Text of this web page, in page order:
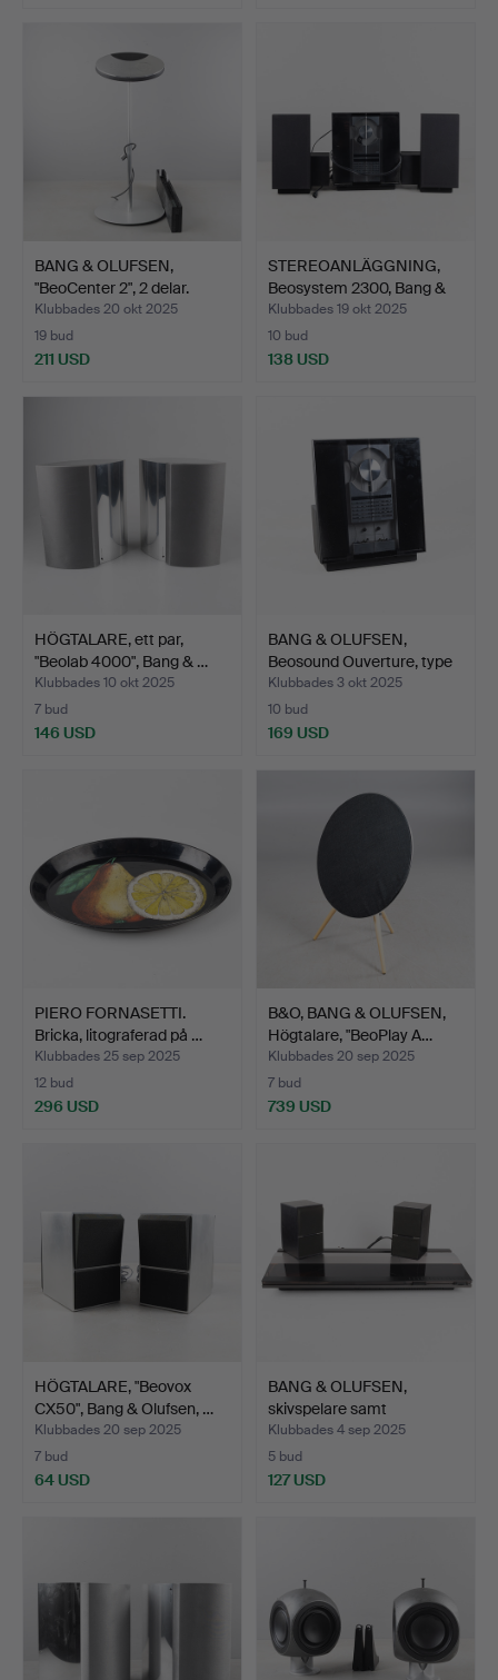
BANG & OLUFSEN,
"BeoCenter 2", 2 delar.
Klubbades 20 okt 2025
19 bud
211 USD
STEREOANLÄGGNING,
Beosystem 2300, Bang &
O…
Klubbades 19 okt 2025
10 bud
138 USD
HÖGTALARE, ett par,
"Beolab 4000", Bang & …
Klubbades 10 okt 2025
7 bud
146 USD
BANG & OLUFSEN,
Beosound Ouverture, type
2…
Klubbades 3 okt 2025
10 bud
169 USD
PIERO FORNASETTI.
Bricka, litograferad på …
Klubbades 25 sep 2025
12 bud
296 USD
B&O, BANG & OLUFSEN,
Högtalare, "BeoPlay A…
Klubbades 20 sep 2025
7 bud
739 USD
HÖGTALARE, "Beovox
CX50", Bang & Olufsen, …
Klubbades 20 sep 2025
7 bud
64 USD
BANG & OLUFSEN,
skivspelare samt
högtalare…
Klubbades 4 sep 2025
5 bud
127 USD